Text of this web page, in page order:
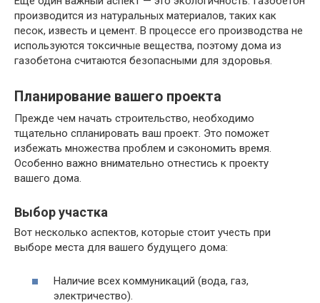
производится из натуральных материалов, таких как
песок, известь и цемент. В процессе его производства не
используются токсичные вещества, поэтому дома из
газобетона считаются безопасными для здоровья.
Планирование вашего проекта
Прежде чем начать строительство, необходимо
тщательно спланировать ваш проект. Это поможет
избежать множества проблем и сэкономить время.
Особенно важно внимательно отнестись к проекту
вашего дома.
Выбор участка
Вот несколько аспектов, которые стоит учесть при
выборе места для вашего будущего дома:
Наличие всех коммуникаций (вода, газ,
электричество).